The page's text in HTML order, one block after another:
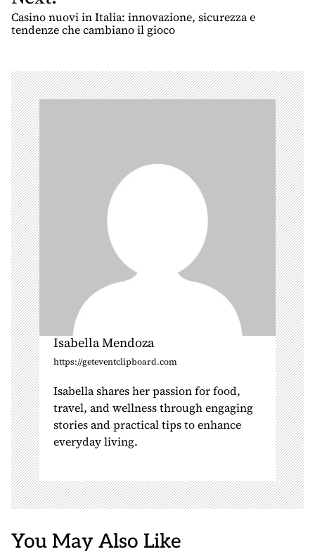
t
n
v
i
g
a
t
i
o
n
Casino nuovi in Italia: innovazione, sicurezza e
tendenze che cambiano il gioco
Isabella Mendoza
https://geteventclipboard.com
Isabella shares her passion for food,
travel, and wellness through engaging
stories and practical tips to enhance
everyday living.
You May Also Like